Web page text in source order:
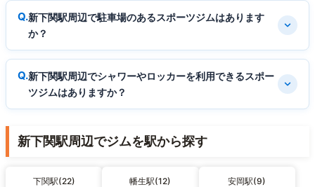
新下関駅周辺で駐車場のあるスポーツジムはあります
か？
新下関駅周辺でシャワーやロッカーを利用できるスポー
ツジムはありますか？
新下関駅周辺でジムを駅から探す
下関駅(22) 幡生駅(12) 安岡駅(9)